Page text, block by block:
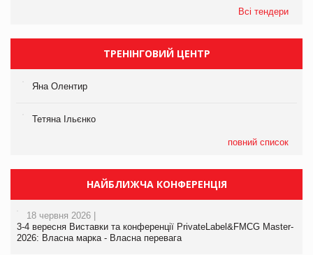
Всі тендери
ТРЕНІНГОВИЙ ЦЕНТР
Яна Олентир
Тетяна Ільєнко
повний список
НАЙБЛИЖЧА КОНФЕРЕНЦІЯ
18 червня 2026 |
3-4 вересня Виставки та конференції PrivateLabel&FMCG Master-
2026: Власна марка - Власна перевага